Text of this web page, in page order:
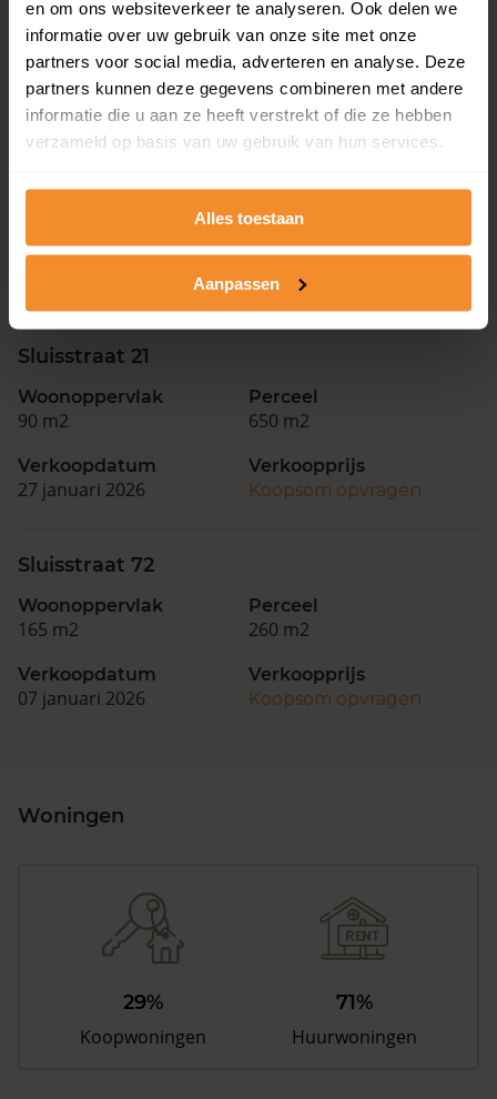
en om ons websiteverkeer te analyseren. Ook delen we
informatie over uw gebruik van onze site met onze
partners voor social media, adverteren en analyse. Deze
partners kunnen deze gegevens combineren met andere
informatie die u aan ze heeft verstrekt of die ze hebben
verzameld op basis van uw gebruik van hun services.
Alles toestaan
Aanpassen
Verkoopdatum
26 juni 2026
Verkoopprijs
Koopsom opvragen
Bongerd 32
Woonoppervlak Perceel
225 m2
Verkoopdatum
Verkoopprijs
Koopsom opvragen
Sluisstraat 21
Woonoppervlak
90 m2
Perceel
650 m2
Verkoopdatum
27 januari 2026
Verkoopprijs
Koopsom opvragen
Sluisstraat 72
Woonoppervlak
165 m2
Perceel
260 m2
Verkoopdatum
07 januari 2026
Verkoopprijs
Koopsom opvragen
Woningen
29%
Koopwoningen
71%
Huurwoningen